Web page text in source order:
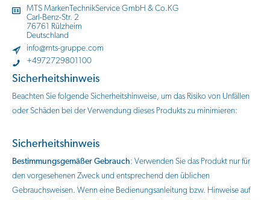
MTS MarkenTechnikService GmbH & Co.KG
Carl-Benz-Str. 2
76761 Rülzheim
Deutschland
info@mts-gruppe.com
+4972729801100
Sicherheitshinweis
Beachten Sie folgende Sicherheitshinweise, um das Risiko von Unfällen
oder Schäden bei der Verwendung dieses Produkts zu minimieren:
Sicherheitshinweis
Bestimmungsgemäßer Gebrauch: Verwenden Sie das Produkt nur für
den vorgesehenen Zweck und entsprechend den üblichen
Gebrauchsweisen. Wenn eine Bedienungsanleitung bzw. Hinweise auf